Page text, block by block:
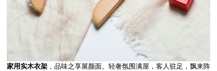
家用实木衣架 ，品味之享展颜面。轻奢氛围满屋，客人驻足，飘来阵